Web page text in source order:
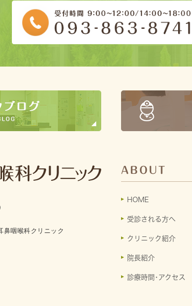
鼻咽喉科クリニック
ABOUT
HOME
受診される方へ
クリニック紹介
院長紹介
診療時間･アクセス